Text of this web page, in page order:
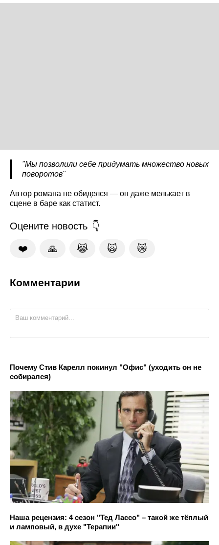
"Мы позволили себе придумать множество новых
поворотов"
Автор романа не обиделся — он даже мелькает в
сцене в баре как статист.
Оцените новость
❤️ 🙏 😹 🙀 😿
Комментарии
Почему Стив Карелл покинул "Офис" (уходить он не
собирался)
Наша рецензия: 4 сезон "Тед Лассо" – такой же тёплый
и ламповый, в духе "Терапии"